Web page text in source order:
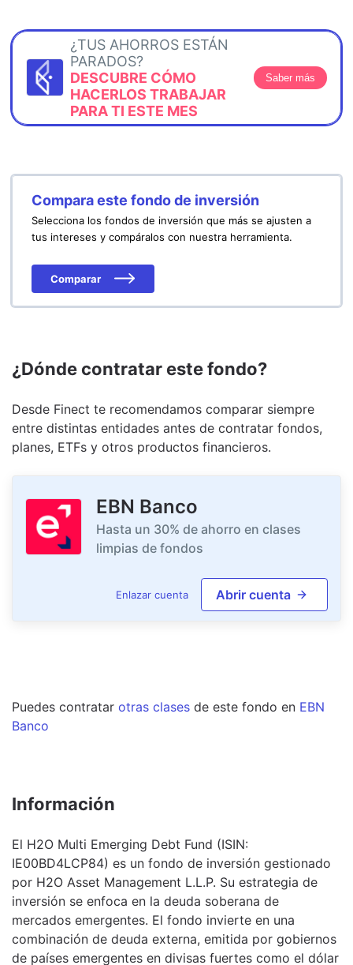
¿TUS AHORROS ESTÁN
PARADOS?
DESCUBRE CÓMO
HACERLOS TRABAJAR
PARA TI ESTE MES
Saber más
Compara este fondo de inversión
Selecciona los fondos de inversión que más se ajusten a
tus intereses y compáralos con nuestra herramienta.
Comparar
¿Dónde contratar este fondo?
Desde Finect te recomendamos comparar siempre
entre distintas entidades antes de contratar fondos,
planes, ETFs y otros productos financieros.
EBN Banco
Hasta un 30% de ahorro en clases
limpias de fondos
Enlazar cuenta Abrir cuenta
Puedes contratar otras clases de este fondo en EBN
Banco
Información
El H2O Multi Emerging Debt Fund (ISIN:
IE00BD4LCP84) es un fondo de inversión gestionado
por H2O Asset Management L.L.P. Su estrategia de
inversión se enfoca en la deuda soberana de
mercados emergentes. El fondo invierte en una
combinación de deuda externa, emitida por gobiernos
de países emergentes en divisas fuertes como el dólar